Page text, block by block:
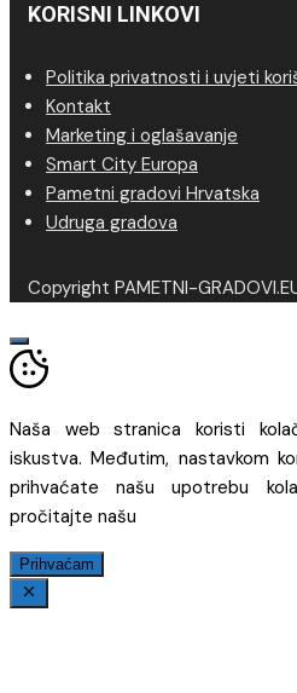
KORISNI LINKOVI
Politika privatnosti i uvjeti
Kontakt
Marketing i oglašavanje
Smart City Europa
Pametni gradovi Hrvatska
Udruga gradova
Copyright PAMETNI-
Naša web stranica koristi
iskustva. Međutim, nastavkom
prihvaćate našu upotrebu
pročitajte našu
Prihvaćam